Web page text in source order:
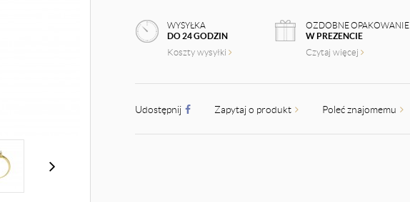
WYSYŁKA
DO 24 GODZIN
Koszty wysyłki
OZDOBNE OPAKOWANIE
W PREZENCIE
Czytaj więcej
Udostępnij Zapytaj o produkt Poleć znajomemu